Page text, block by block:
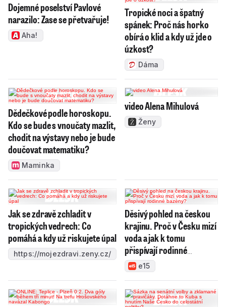
Dojemné poselství Pavlové
narazilo: Zase se přetvařuje!
Aha!
Tropické noci a špatný
spánek: Proč nás horko
obírá o klid a kdy už jde o
úzkost?
Dáma
Dědečkové podle horoskopu.
Kdo se bude s vnoučaty mazlit,
chodit na výstavy nebo je bude
doučovat matematiku?
Maminka
video Alena Mihulová
Ženy
Jak se zdravě zchladit v
tropických vedrech: Co
pomáhá a kdy už riskujete úpal
https://mojezdravi.zeny.cz/
Děsivý pohled na českou
krajinu. Proč v Česku mizí
voda a jak k tomu
přispívají rodinné
bazény?
e15